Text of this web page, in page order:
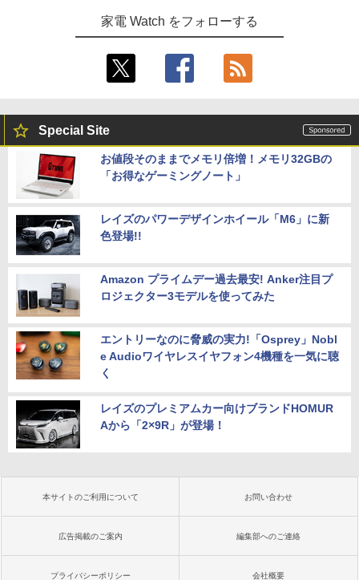
家電 Watch をフォローする
Special Site
お値段そのままでメモリ倍増！メモリ32GBの
「お得なゲーミングノート」
レイズのパワーデザインホイール「M6」に新
色登場!!
Amazon プライムデー過去最安! Anker注目プ
ロジェクター3モデルを使ってみた
エントリーなのに脅威の実力!「Osprey」Nobl
e Audioワイヤレスイヤフォン4機種を一気に聴
く
レイズのプレミアムカー向けブランドHOMUR
Aから「2×9R」が登場！
本サイトのご利用について お問い合わせ
広告掲載のご案内 編集部へのご連絡
プライバシーポリシー 会社概要